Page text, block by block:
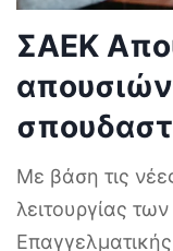
ΣΑΕΚ
απουσιών
Με βάση τις
λειτουργίας